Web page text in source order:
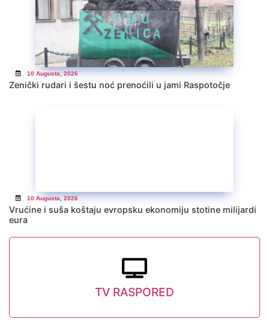
10 Augusta, 2026
Zenički rudari i šestu noć prenoćili u jami Raspotočje
10 Augusta, 2026
Vrućine i suša koštaju evropsku ekonomiju stotine milijardi
eura
TV RASPORED